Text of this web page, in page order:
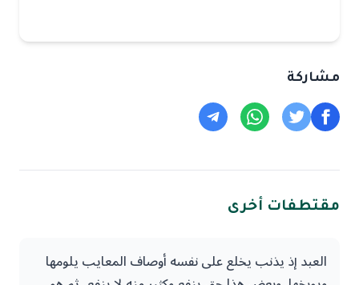
مشاركة
مقتطفات أخرى
العبد إذ يذنب يخلع على نفسه أوصاف المعايب يلومها